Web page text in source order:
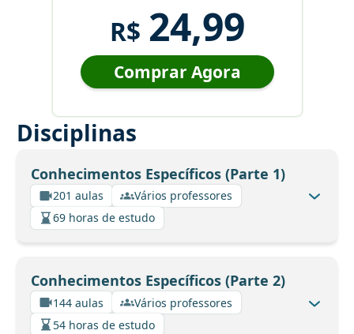
R$ 24,99
Comprar Agora
Disciplinas
Conhecimentos Específicos (Parte 1)
201 aulas
Vários professores
69 horas de estudo
Conhecimentos Específicos (Parte 2)
144 aulas
Vários professores
54 horas de estudo